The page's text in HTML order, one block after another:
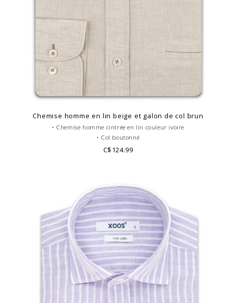
Chemise homme en lin beige et galon de col brun
• Chemise homme cintrée en lin couleur ivoire
• Col boutonné
• Poignets simples
C$124.99